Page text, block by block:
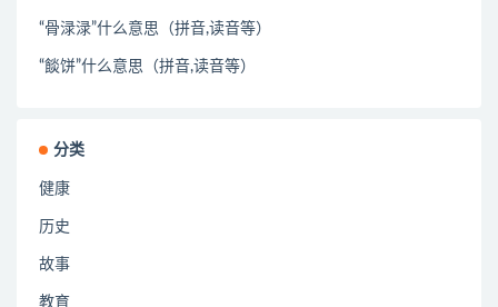
“骨渌渌”什么意思（拼音,读音等）
“餤饼”什么意思（拼音,读音等）
分类
健康
历史
故事
教育